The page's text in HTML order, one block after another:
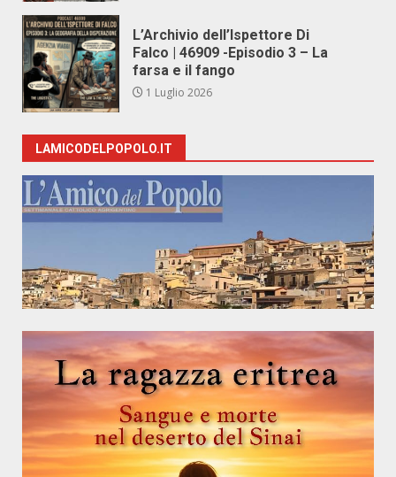
L’Archivio dell’Ispettore Di
Falco | 46909 -Episodio 3 – La
farsa e il fango
1 Luglio 2026
LAMICODELPOPOLO.IT